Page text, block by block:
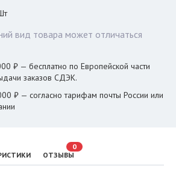
ОТЗЫВЫ
0
вид товара может отличаться
₽ — бесплатно по Европейской части
заказов СДЭК.
₽ — согласно тарифам почты России или